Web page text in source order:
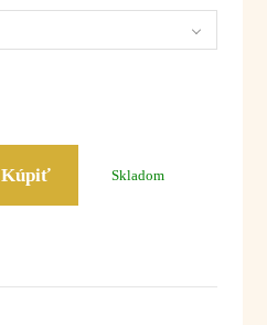
Kúpiť Skladom